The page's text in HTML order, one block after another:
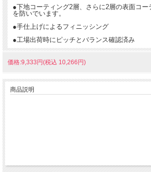
●下地コーティング2層、さらに2層の表面コ
を防いでいます。
●手仕上げによるフィニッシング
●工場出荷時にピッチとバランス確認済み
価格:9,333円(税込 10,266円)
商品説明